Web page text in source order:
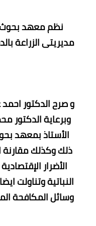
نظم معهد بحوث
و صرح الدكتور
وبرعاية الدكتور
الأستاذ بمعهد
ذلك وكذلك مقارنة
الأضرار
النباتية وتناولت
وسائل المكافحة